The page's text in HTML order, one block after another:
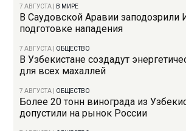
7 АВГУСТА В МИРЕ
В Саудовской Аравии заподозрили
подготовке нападения
7 АВГУСТА ОБЩЕСТВО
В Узбекистане создадут
для всех махаллей
7 АВГУСТА ОБЩЕСТВО
Более 20 тонн винограда из
допустили на рынок России